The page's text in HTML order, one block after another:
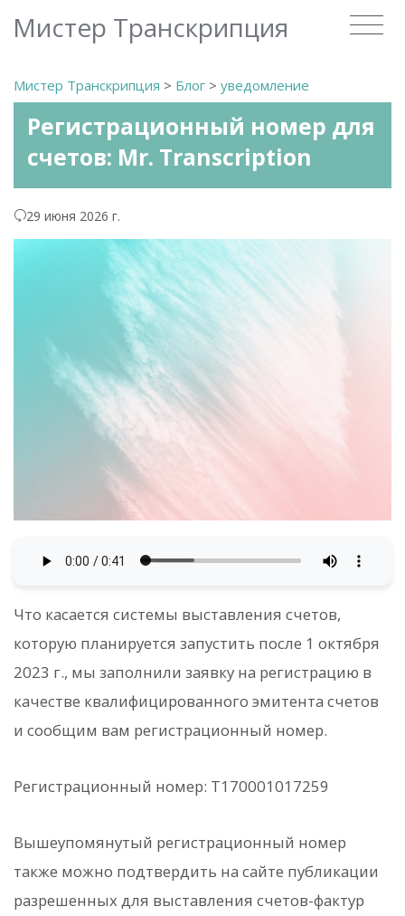
Мистер Транскрипция
Мистер Транскрипция > Блог > уведомление
Регистрационный номер для
счетов: Mr. Transcription
29 июня 2026 г.
Что касается системы выставления счетов,
которую планируется запустить после 1 октября
2023 г., мы заполнили заявку на регистрацию в
качестве квалифицированного эмитента счетов
и сообщим вам регистрационный номер.
Регистрационный номер: T170001017259
Вышеупомянутый регистрационный номер
также можно подтвердить на сайте публикации
разрешенных для выставления счетов-фактур